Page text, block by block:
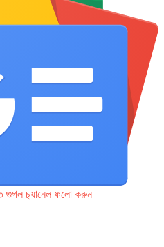
গুগল চ‌্যানেল ফলো করুন